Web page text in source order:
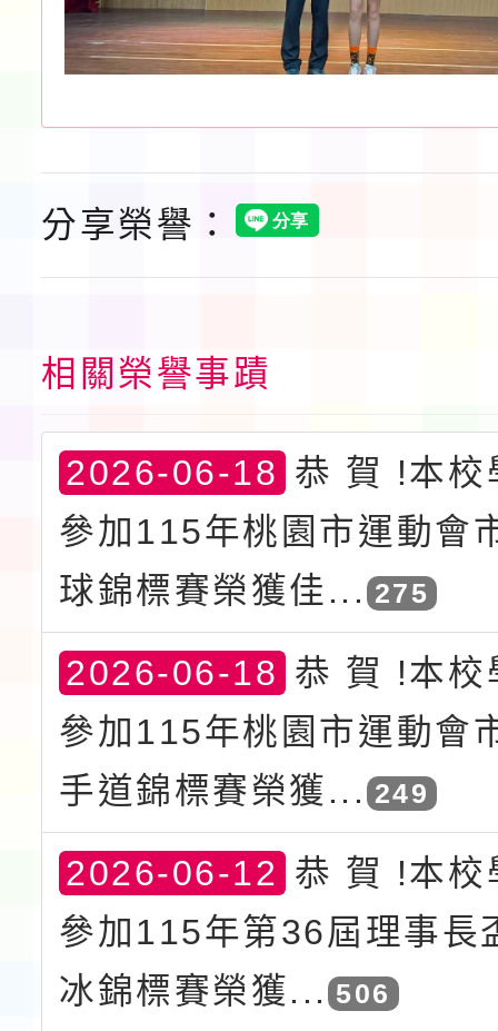
分享榮譽：
相關榮譽事蹟
2026-06-18 恭 賀 !本校
參加115年桃園市運動會
球錦標賽榮獲佳... 275
2026-06-18 恭 賀 !本校
參加115年桃園市運動會
手道錦標賽榮獲... 249
2026-06-12 恭 賀 !本校
參加115年第36屆理事長
冰錦標賽榮獲... 506